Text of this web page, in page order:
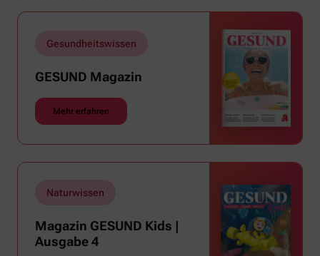
Gesundheitswissen
GESUND Magazin
Mehr erfahren
Naturwissen
Magazin GESUND Kids |
Ausgabe 4